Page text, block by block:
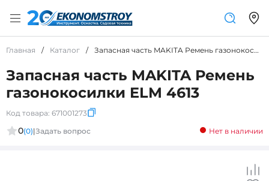
Главная / Каталог / Запасная часть MAKITA Ремень газонокосилки ELM 4613
Запасная часть MAKITA Ремень
газонокосилки ELM 4613
Код товара: 671001273
0(0)|Задать вопрос Нет в наличии